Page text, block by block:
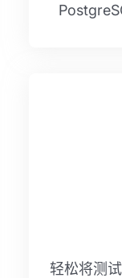
轻松将测